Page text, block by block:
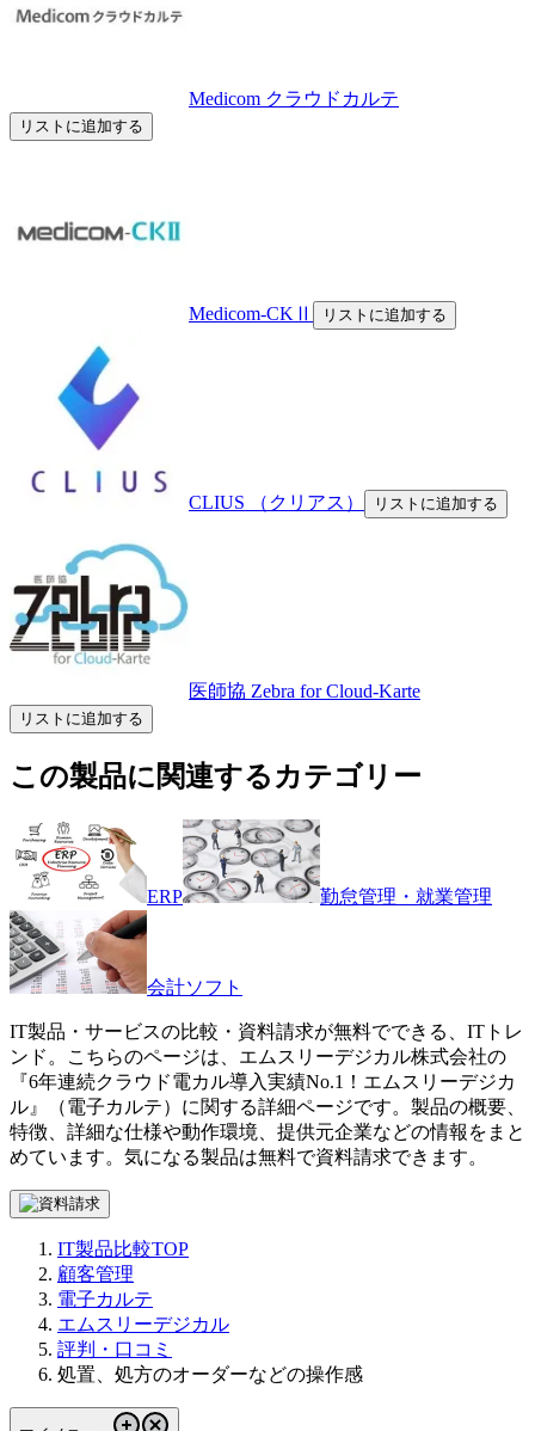
Medicom クラウドカルテ
リストに追加する
Medicom-CKⅡ リストに追加する
CLIUS （クリアス） リストに追加する
医師協 Zebra for Cloud-Karte
リストに追加する
この製品に関連するカテゴリー
ERP 勤怠管理・就業管理
会計ソフト
IT製品・サービスの比較・資料請求が無料でできる、ITトレ
ンド。こちらのページは、 エムスリーデジカル株式会社の
『6年連続クラウド電カル導入実績No.1！ エムスリーデジカ
ル 』（電子カルテ）に関する詳細ページです。製品の概要、
特徴、詳細な仕様や動作環境、提供元企業などの情報をまと
めています。気になる製品は無料で資料請求できます。
IT製品比較TOP
顧客管理
電子カルテ
エムスリーデジカル
評判・口コミ
処置、処方のオーダーなどの操作感